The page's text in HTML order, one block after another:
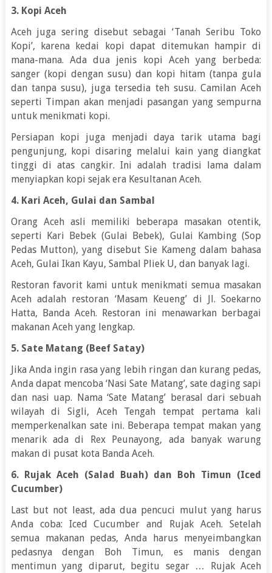
3. Kopi Aceh
Aceh juga sering disebut sebagai ‘Tanah Seribu Toko
Kopi’, karena kedai kopi dapat ditemukan hampir di
mana-mana. Ada dua jenis kopi Aceh yang berbeda:
sanger (kopi dengan susu) dan kopi hitam (tanpa gula
dan tanpa susu), juga tersedia teh susu. Camilan Aceh
seperti Timpan akan menjadi pasangan yang sempurna
untuk menikmati kopi.
Persiapan kopi juga menjadi daya tarik utama bagi
pengunjung, kopi disaring melalui kain yang diangkat
tinggi di atas cangkir. Ini adalah tradisi lama dalam
menyiapkan kopi sejak era Kesultanan Aceh.
4. Kari Aceh, Gulai dan Sambal
Orang Aceh asli memiliki beberapa masakan otentik,
seperti Kari Bebek (Gulai Bebek), Gulai Kambing (Sop
Pedas Mutton), yang disebut Sie Kameng dalam bahasa
Aceh, Gulai Ikan Kayu, Sambal Pliek U, dan banyak lagi.
Restoran favorit kami untuk menikmati semua masakan
Aceh adalah restoran ‘Masam Keueng’ di Jl. Soekarno
Hatta, Banda Aceh. Restoran ini menawarkan berbagai
makanan Aceh yang lengkap.
5. Sate Matang (Beef Satay)
Jika Anda ingin rasa yang lebih ringan dan kurang pedas,
Anda dapat mencoba ‘Nasi Sate Matang’, sate daging sapi
dan nasi uap. Nama ‘Sate Matang’ berasal dari sebuah
wilayah di Sigli, Aceh Tengah tempat pertama kali
memperkenalkan sate ini. Beberapa tempat makan yang
menarik ada di Rex Peunayong, ada banyak warung
makan di pusat kota Banda Aceh.
6. Rujak Aceh (Salad Buah) dan Boh Timun (Iced
Cucumber)
Last but not least, ada dua pencuci mulut yang harus
Anda coba: Iced Cucumber and Rujak Aceh. Setelah
semua makanan pedas, Anda harus menyeimbangkan
pedasnya dengan Boh Timun, es manis dengan
mentimun yang diparut, begitu segar … Rujak Aceh